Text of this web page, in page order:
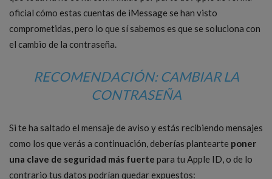
oficial cómo estas cuentas de iMessage se han visto
comprometidas, pero lo que sí sabemos es que se soluciona con
el cambio de la contraseña.
RECOMENDACIÓN: CAMBIAR LA
CONTRASEÑA
Si te ha saltado el mensaje de aviso y estás recibiendo mensajes
como los que verás a continuación, deberías plantearte poner
una clave de seguridad más fuerte para tu Apple ID, o de lo
contrario tus datos podrían quedar expuestos: